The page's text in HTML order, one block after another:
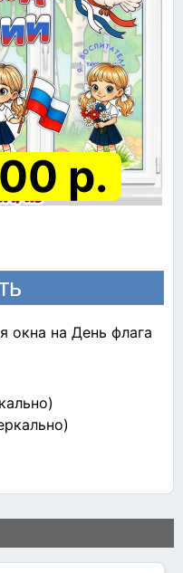
р.
окна на День флага